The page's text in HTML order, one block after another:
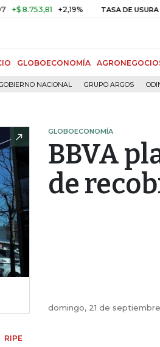
+2,19% TASA DE USURA
GLOBOECONOMÍA
NACIONAL GRUPO ARGOS
GLOBOECONOMÍA
BBVA
de
domingo, 21 de
RIPE